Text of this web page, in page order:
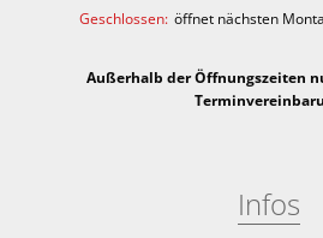
Klicken, um weitere Öffnungs- oder
Geschlossen: öffnet nächsten
Außerhalb der Öffnungszeiten
Infos